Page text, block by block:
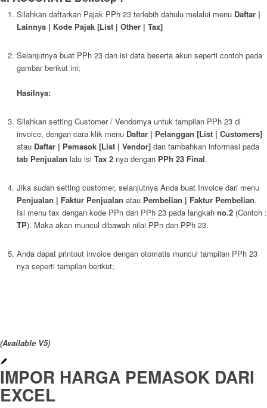
Silahkan daftarkan Pajak PPh 23 terlebih dahulu melalui menu Daftar |
Lainnya | Kode Pajak [List | Other | Tax]
Selanjutnya buat PPh 23 dan isi data beserta akun seperti contoh pada
gambar berikut ini;
Hasilnya:
Silahkan setting Customer / Vendornya untuk tampilan PPh 23 di
invoice, dengan cara klik menu Daftar | Pelanggan [List | Customers]
atau Daftar | Pemasok [List | Vendor] dan tambahkan informasi pada
tab Penjualan lalu isi Tax 2 nya dengan PPh 23 Final.
Jika sudah setting customer, selanjutnya Anda buat Invoice dari menu
Penjualan | Faktur Penjualan atau Pembelian | Faktur Pembelian.
Isi menu tax dengan kode PPn dan PPh 23 pada langkah no.2 (Contoh :
TP). Maka akan muncul dibawah nilai PPn dan PPh 23.
Anda dapat printout invoice dengan otomatis muncul tampilan PPh 23
nya seperti tampilan berikut;
(Available V5)
IMPOR HARGA PEMASOK DARI
EXCEL